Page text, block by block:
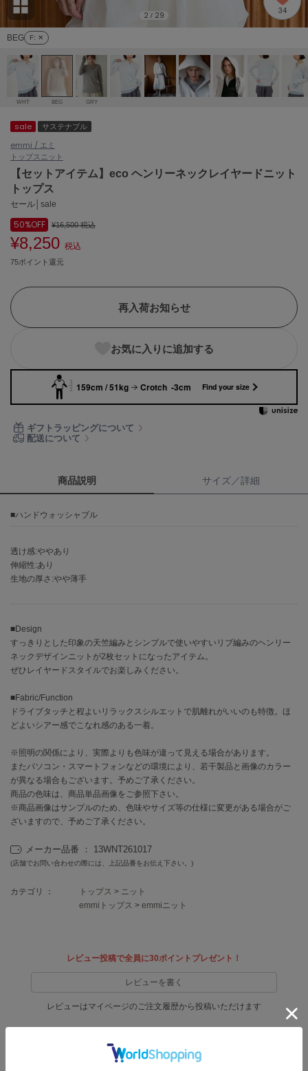
ョン雑貨 (865)
/ランジェリー (127)
ェア (121)
(124)
Ame no chi Hare
アメノチハレ
AMOMMA
アモマ
ánuans
アニュアンス
ànuke
アンヌーク
ASICS
アシックス
Ballelite
バレリット
BANDOLIER
Barbour
バブアー
Calvin Klein
CELFORD
セロン
CODE A
コードエー
CONVERSE
コンバース
DANSKIN
ダンスキン
EIMY ISTOIRE
エイミー イストワール
emmi
エミ
emmi atelier
エミ アトリエ
エミヨガ
BEG F: ✕
2 / 29 34
WHT BEG GRY
sale
サステナブル
emmi / エミ
トップスニット
【セットアイテム】eco ヘンリーネックレイヤードニット
トップス
セール│sale
50%OFF ¥16,500税込
¥8,250 税込
75ポイント還元
再入荷お知らせ
お気に入りに追加する
159cm / 51kg Crotch -3cm Find your size
ギフトラッピングについて
配送について
商品説明 サイズ／詳細
■ハンドウォッシャブル
透け感:ややあり
伸縮性:あり
生地の厚さ:やや薄手
■Design
すっきりとした印象の天竺編みとシンプルで使いやすいリブ編みのヘンリー
ネックデザインニットが2枚セットになったアイテム。
ぜひレイヤードスタイルでお楽しみください。
■Fabric/Function
ドライブタッチと程よいリラックスシルエットで肌離れがいいのも特徴。ほ
どよいシアー感でこなれ感のある一着。
※照明の関係により、実際よりも色味が違って見える場合があります。
またパソコン・スマートフォンなどの環境により、若干製品と画像のカラー
が異なる場合もございます。予めご了承ください。
商品の色味は、商品単品画像をご参照下さい。
※商品画像はサンプルのため、色味やサイズ等の仕様に変更がある場合がご
ざいますので、予めご了承ください。
メーカー品番 ： 13WNT261017
(店舗でお問い合わせの際には、上記品番をお伝え下さい。)
カテゴリ ： トップス > ニット
emmiトップス > emmiニット
レビュー投稿で全員に30ポイントプレゼント！
レビューを書く
レビューはマイページのご注文履歴から投稿いただけます